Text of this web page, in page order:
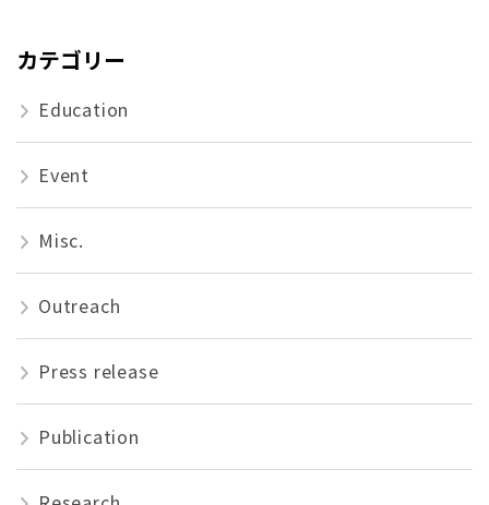
カテゴリー
Education
Event
Misc.
Outreach
Press release
Publication